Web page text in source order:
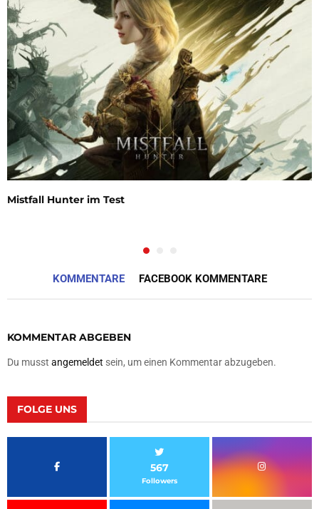
Mistfall Hunter im Test
KOMMENTARE FACEBOOK KOMMENTARE
KOMMENTAR ABGEBEN
Du musst angemeldet sein, um einen Kommentar abzugeben.
FOLGE UNS
567
Followers